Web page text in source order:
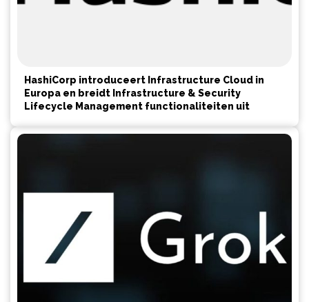
HashiCorp introduceert Infrastructure Cloud in
Europa en breidt Infrastructure & Security
Lifecycle Management functionaliteiten uit